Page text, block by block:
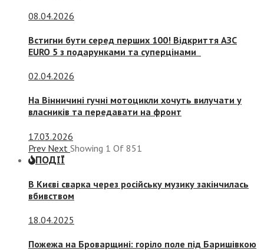
08.04.2026
Встигни бути серед перших 100! Відкриття АЗС
EURO 5 з подарунками та суперцінами
02.04.2026
На Вінничині гучні мотоцикли хочуть вилучати у
власників та передавати на фронт
17.03.2026
Prev Next Showing 1 Of 851
ПОДІЇ
В Києві сварка через російську музику закінчилась
вбивством
18.04.2025
Пожежа на Броварщині: горіло поле під Баришівкою